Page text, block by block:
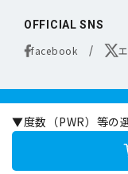
▼度数（PWR）等の
OFFICIAL SNS
facebook
お買い求めの際